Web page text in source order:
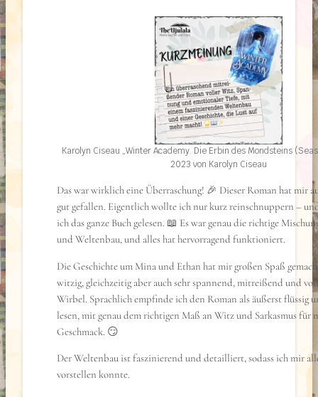
Karolyn Ciseau „Winter Academy. Die Erbin des Mondsteins
2023 von Karolyn Ciseau
Das war wirklich eine Überraschung! 🎉 Dieser Roman hat mir
gut gefallen. Eigentlich wollte ich nur kurz reinschnuppern –
ich das ganze Buch gelesen. 📖 Es war genau die richtige
und Weltenbau, und alles hat hervorragend funktioniert.
Die Geschichte um Mina und Ethan hat mir großen Spaß
witzig, gleichzeitig aber auch sehr spannend, mitreißend und
Wirbel. Sprachlich empfinde ich den Roman als äußerst flüssig
lesen, mit genau dem richtigen Maß an Witz und Sarkasmus für
Geschmack. 😏
Der Weltenbau ist faszinierend und detailliert, sodass ich mir
vorstellen konnte.